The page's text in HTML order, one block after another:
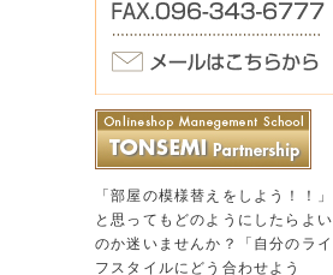
「部屋の模様替えをしよう！！」
と思ってもどのようにしたらよい
のか迷いませんか？「自分のライ
フスタイルにどう合わせよう